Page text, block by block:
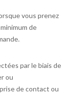
vous prenez
de
par le biais de
ou
de contact ou